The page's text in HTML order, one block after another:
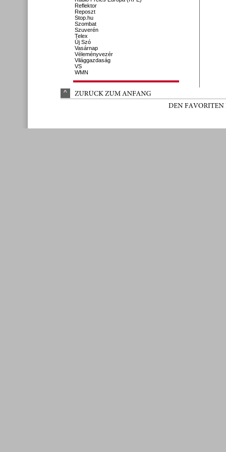
Reflektor
Reposzt
Stop.hu
Szombat
Szuverén
Telex
Új Szó
Vasárnap
Véleményvezér
Világgazdaság
VS
WMN
^ ZURÜCK ZUM ANFANG
DEN FAVORITEN